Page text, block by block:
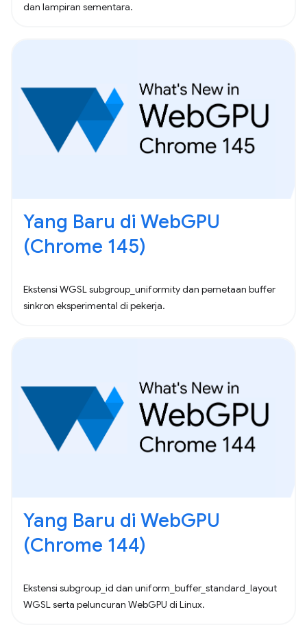
dan lampiran sementara.
Yang Baru di WebGPU
(Chrome 145)
Ekstensi WGSL subgroup_uniformity dan pemetaan buffer
sinkron eksperimental di pekerja.
Yang Baru di WebGPU
(Chrome 144)
Ekstensi subgroup_id dan uniform_buffer_standard_layout
WGSL serta peluncuran WebGPU di Linux.